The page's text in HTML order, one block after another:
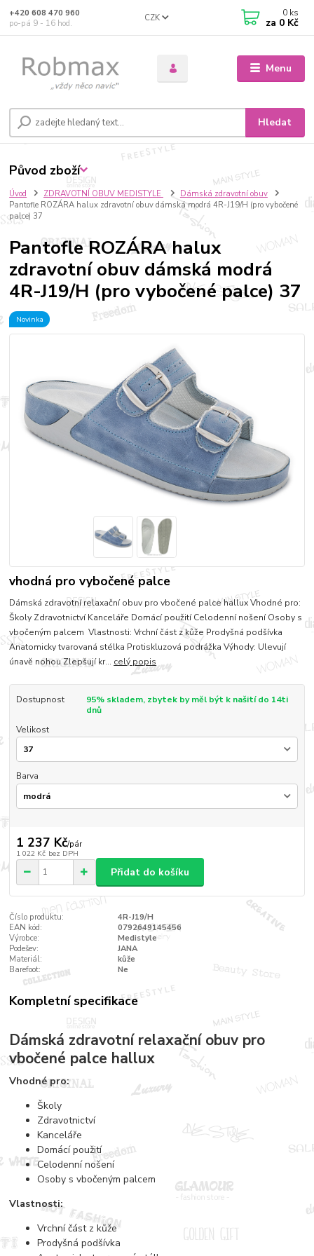
Menu
CZK
Hledat
+420 608 470 960
po-pá 9 - 16 hod.
0 ks
za 0 Kč
Úvod ZDRAVOTNÍ OBUV MEDISTYLE
Dámská zdravotní obuv
Pantofle ROZÁRA halux zdravotní obuv dámská modrá 4R-J19/H (pro vybočené
palce) 37
Pantofle ROZÁRA halux
zdravotní obuv dámská modrá
4R-J19/H (pro vybočené palce) 37
Novinka
vhodná pro vybočené palce
Dámská zdravotní relaxační obuv pro vbočené palce hallux Vhodné pro:
Školy Zdravotnictví Kanceláře Domácí použití Celodenní nošení Osoby s
vbočeným palcem Vlastnosti: Vrchní část z kůže Prodyšná podšívka
Anatomicky tvarovaná stélka Protiskluzová podrážka Výhody: Ulevují
únavě nohou Zlepšují kr... celý popis
Dostupnost
95% skladem, zbytek by měl být k našití do 14ti
dnů
Velikost
Barva
1 237 Kč/pár
1 022 Kč bez DPH
Přidat do košíku
Číslo produktu:
4R-J19/H
EAN kód:
0792649145456
Výrobce:
Medistyle
Podešev:
JANA
Materiál:
kůže
Barefoot:
Ne
Kompletní specifikace
Dámská zdravotní relaxační obuv pro
vbočené palce hallux
Vhodné pro:
Školy
Zdravotnictví
Kanceláře
Domácí použití
Celodenní nošení
Osoby s vbočeným palcem
Vlastnosti:
Vrchní část z kůže
Prodyšná podšívka
Původ zboží